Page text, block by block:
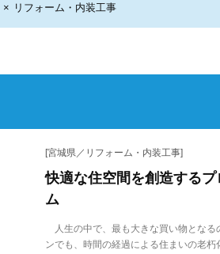
× リフォーム・内装工事
[宮城県／リフォーム・内装工事]
快適な住空間を創造する
ム
人生の中で、最も大きな買い物となる
ンでも、時間の経過による住まいの老